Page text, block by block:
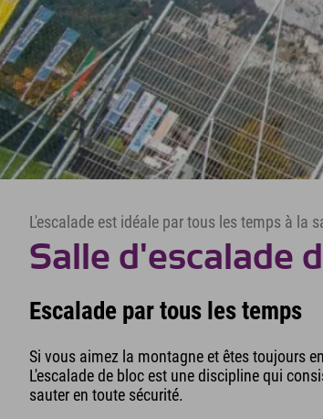
L'escalade est idéale par tous les temps à la
Salle d'escalade
Escalade par tous les temps
Si vous aimez la montagne et êtes toujours
L'escalade de bloc est une discipline qui
sauter en toute sécurité.